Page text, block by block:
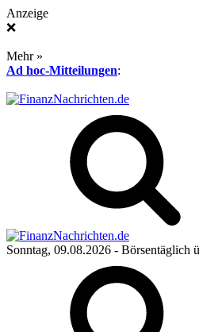
Anzeige
❌
Mehr »
Ad hoc-Mitteilungen:
Sonntag, 09.08.2026 - Börsentäglich